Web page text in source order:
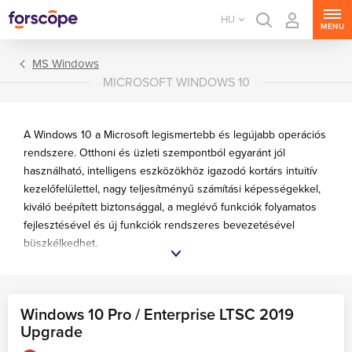
HU
MENU
Windows 11
Windows 10
Windows 8.1
MS Windows
MICROSOFT WINDOWS 10
A Windows 10 a Microsoft legismertebb és legújabb operációs
rendszere. Otthoni és üzleti szempontból egyaránt jól
használható, intelligens eszközökhöz igazodó kortárs intuitív
kezelőfelülettel, nagy teljesítményű számítási képességekkel,
kiváló beépített biztonsággal, a meglévő funkciók folyamatos
fejlesztésével és új funkciók rendszeres bevezetésével
büszkélkedhet.
Windows 10 Pro – kis- és középvállalkozásoknak készült;
Windows 10 Pro / Enterprise LTSC 2019
Upgrade